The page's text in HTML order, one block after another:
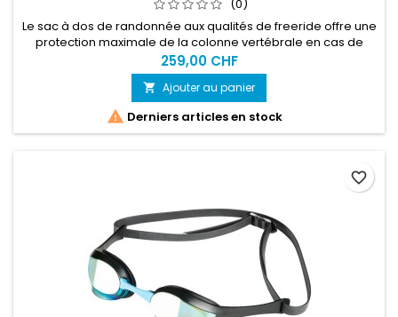
(0)
Le sac à dos de randonnée aux qualités de freeride offre une
protection maximale de la colonne vertébrale en cas de
chute grâce à la technologie de protection LITESHIELD PLUS. À
la montée, le LINE PRO soulage la pression sur le dos grâce à
une répartition uniforme du poids sur les épaules et les
hanches, tandis qu'à la descente, il s'assoit sans glisser.
259,00 CHF
 Ajouter au panier
 Derniers articles en stock
favorite_border